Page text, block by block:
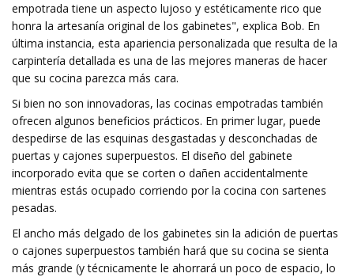
empotrada tiene un aspecto lujoso y estéticamente rico que
honra la artesanía original de los gabinetes", explica Bob. En
última instancia, esta apariencia personalizada que resulta de la
carpintería detallada es una de las mejores maneras de hacer
que su cocina parezca más cara.
Si bien no son innovadoras, las cocinas empotradas también
ofrecen algunos beneficios prácticos. En primer lugar, puede
despedirse de las esquinas desgastadas y desconchadas de
puertas y cajones superpuestos. El diseño del gabinete
incorporado evita que se corten o dañen accidentalmente
mientras estás ocupado corriendo por la cocina con sartenes
pesadas.
El ancho más delgado de los gabinetes sin la adición de puertas
o cajones superpuestos también hará que su cocina se sienta
más grande (y técnicamente le ahorrará un poco de espacio, lo